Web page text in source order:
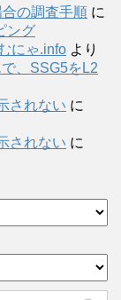
の調査手順 に
ング
にゃ.info より
、SSG5をL2
されない に
されない に